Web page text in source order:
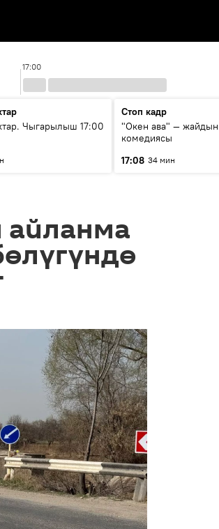
17:00
Чыгарылыш 17:00
Стоп кадр
"Окен ава" —
комедиясы
17:08 34 мин
айланма